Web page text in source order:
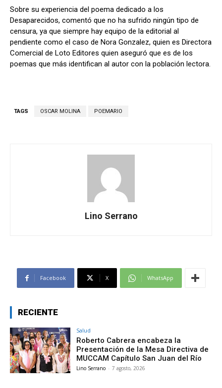
Sobre su experiencia del poema dedicado a los
Desaparecidos, comentó que no ha sufrido ningún tipo de
censura, ya que siempre hay equipo de la editorial al
pendiente como el caso de Nora Gonzalez, quien es Directora
Comercial de Loto Editores quien aseguró que es de los
poemas que más identifican al autor con la población lectora.
TAGS OSCAR MOLINA POEMARIO
Lino Serrano
Facebook X WhatsApp
RECIENTE
Salud
Roberto Cabrera encabeza la
Presentación de la Mesa Directiva de
MUCCAM Capítulo San Juan del Río
Lino Serrano - 7 agosto, 2026